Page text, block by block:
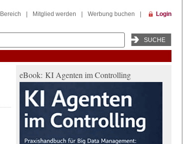
Mitglied werden Werbung buchen Login
eBook: KI Agenten im Controlling